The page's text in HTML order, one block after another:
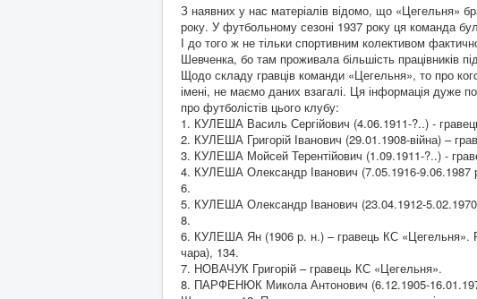
З наявних у нас матеріалів відомо, що «Цегельня»
року. У футбольному сезоні 1937 року ця команда
І до того ж не тільки спортивним колективом
Шевченка, бо там проживала більшість працівників
Щодо складу гравців команди «Цегельня», то про
імені, не маємо даних взагалі. Ця інформація дуже
про футболістів цього клубу:
1. КУЛЕША Василь Сергійович (4.06.1911-?..) -
2. КУЛЕША Григорій Іванович (29.01.1908-війна) –
3. КУЛЕША Мойсей Терентійович (1.09.1911-?..) -
4. КУЛЕША Олександр Іванович (7.05.1916-
6.
5. КУЛЕША Олександр Іванович (23.04.1912-
8.
6. КУЛЕША Ян (1906 р. н.) – гравець КС «Цегельня».
чара), 134.
7. НОВАЧУК Григорій – гравець КС «Цегельня».
8. ПАРФЕНЮК Микола Антонович (6.12.1905-